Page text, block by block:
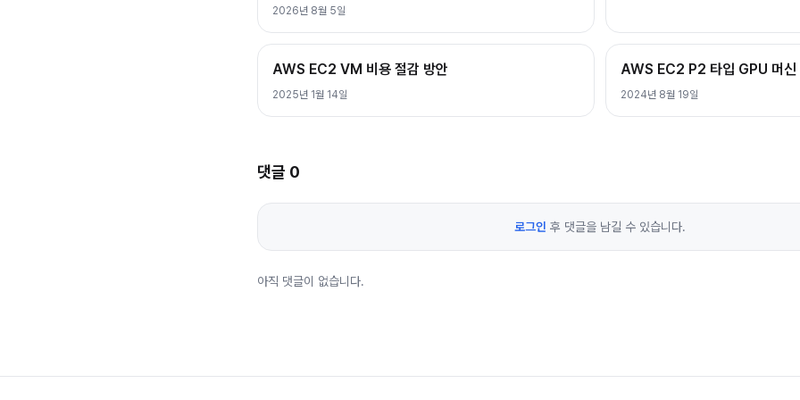
2026년 8월 5일
AWS EC2 VM 비용 절감 방안
2025년 1월 14일
AWS EC2 P2 타입 GPU 머신
2024년 8월 19일
댓글 0
로그인 후 댓글을 남길 수 있습니다.
아직 댓글이 없습니다.